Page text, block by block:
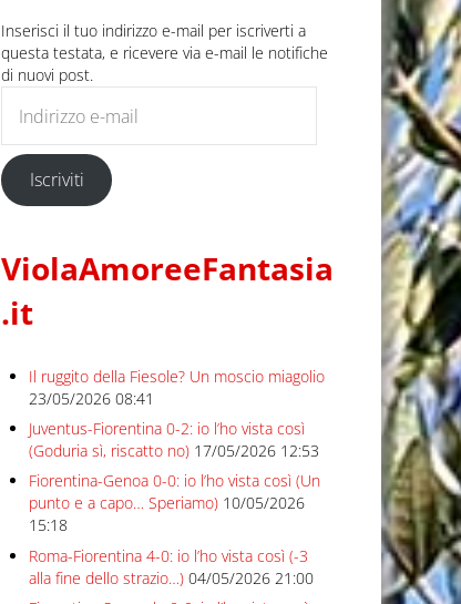
Inserisci il tuo indirizzo e-mail per iscriverti a
questa testata, e ricevere via e-mail le notifiche
di nuovi post.
Iscriviti
ViolaAmoreeFantasia
.it
Il ruggito della Fiesole? Un moscio miagolio
23/05/2026 08:41
Juventus-Fiorentina 0-2: io l’ho vista così
(Goduria sì, riscatto no) 17/05/2026 12:53
Fiorentina-Genoa 0-0: io l’ho vista così (Un
punto e a capo… Speriamo) 10/05/2026
15:18
Roma-Fiorentina 4-0: io l’ho vista così (-3
alla fine dello strazio…) 04/05/2026 21:00